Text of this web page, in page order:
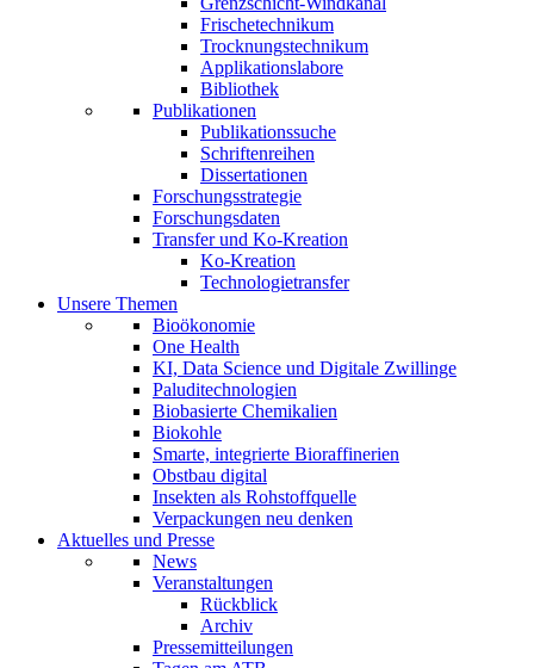
Frischetechnikum
Trocknungstechnikum
Applikationslabore
Bibliothek
Publikationen
Publikationssuche
Schriftenreihen
Dissertationen
Forschungsstrategie
Forschungsdaten
Transfer und Ko-Kreation
Ko-Kreation
Technologietransfer
Unsere Themen
Bioökonomie
One Health
KI, Data Science und Digitale Zwillinge
Paluditechnologien
Biobasierte Chemikalien
Biokohle
Smarte, integrierte Bioraffinerien
Obstbau digital
Insekten als Rohstoffquelle
Verpackungen neu denken
Aktuelles und Presse
News
Veranstaltungen
Rückblick
Archiv
Pressemitteilungen